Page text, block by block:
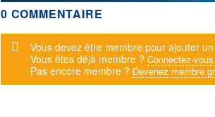
0 COMMENTAIRE
Message d'alerte
Vous devez être membre pour ajouter
Vous êtes déjà membre ? Connectez-vous
Pas encore membre ? Devenez membre